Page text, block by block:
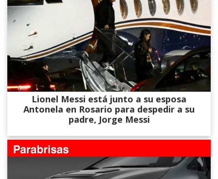
Lionel Messi está junto a su esposa
Antonela en Rosario para despedir a su
padre, Jorge Messi